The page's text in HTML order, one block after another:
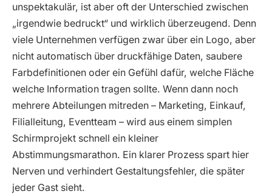
unspektakulär, ist aber oft der Unterschied zwischen
„irgendwie bedruckt“ und wirklich überzeugend. Denn
viele Unternehmen verfügen zwar über ein Logo, aber
nicht automatisch über druckfähige Daten, saubere
Farbdefinitionen oder ein Gefühl dafür, welche Fläche
welche Information tragen sollte. Wenn dann noch
mehrere Abteilungen mitreden – Marketing, Einkauf,
Filialleitung, Eventteam – wird aus einem simplen
Schirmprojekt schnell ein kleiner
Abstimmungsmarathon. Ein klarer Prozess spart hier
Nerven und verhindert Gestaltungsfehler, die später
jeder Gast sieht.